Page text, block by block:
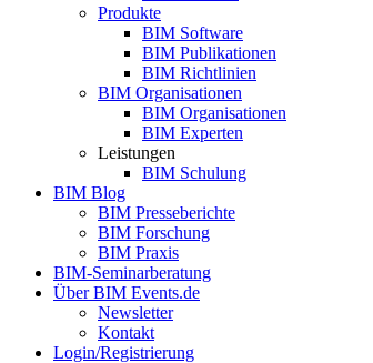
Produkte
BIM Software
BIM Publikationen
BIM Richtlinien
BIM Organisationen
BIM Organisationen
BIM Experten
Leistungen
BIM Schulung
BIM Blog
BIM Presseberichte
BIM Forschung
BIM Praxis
BIM-Seminarberatung
Über BIM Events.de
Newsletter
Kontakt
Login/Registrierung